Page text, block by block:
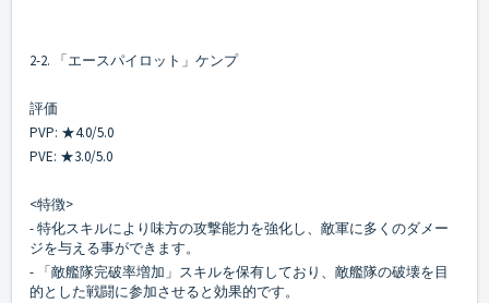
2-2. 「エースパイロット」ケンプ
評価
PVP: ★4.0/5.0
PVE: ★3.0/5.0
<特徴>
- 特化スキルにより味方の攻撃能力を強化し、敵軍に多くのダメー
ジを与える事ができます。
- 「敵艦隊完破率増加」スキルを保有しており、敵艦隊の破壊を目
的とした戦闘に参加させると効果的です。